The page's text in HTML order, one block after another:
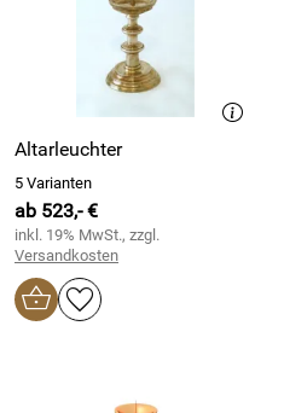
Altarleuchter
5 Varianten
ab 523,- €
inkl. 19% MwSt., zzgl.
Versandkosten